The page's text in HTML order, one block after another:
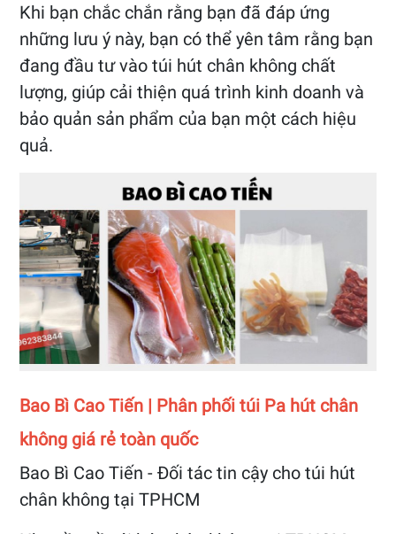
Khi bạn chắc chắn rằng bạn đã đáp ứng
những lưu ý này, bạn có thể yên tâm rằng bạn
đang đầu tư vào túi hút chân không chất
lượng, giúp cải thiện quá trình kinh doanh và
bảo quản sản phẩm của bạn một cách hiệu
quả.
Bao Bì Cao Tiến | Phân phối túi Pa hút chân
không giá rẻ toàn quốc
Bao Bì Cao Tiến - Đối tác tin cậy cho túi hút
chân không tại TPHCM